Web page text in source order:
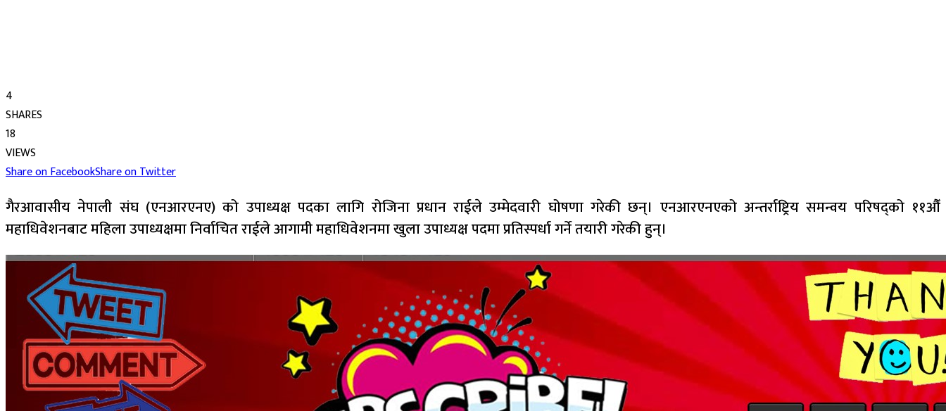
4
SHARES
18
VIEWS
Share on FacebookShare on Twitter
गैरआवासीय नेपाली संघ (एनआरएनए) को उपाध्यक्ष पदका लागि रोजिना प्रधान राईले उम्मेदवारी घोषणा गरेकी छन्। एनआरएनएको अन्तर्राष्ट्रिय समन्वय परिषद्को ११औँ
महाधिवेशनबाट महिला उपाध्यक्षमा निर्वाचित राईले आगामी महाधिवेशनमा खुला उपाध्यक्ष पदमा प्रतिस्पर्धा गर्ने तयारी गरेकी हुन्।